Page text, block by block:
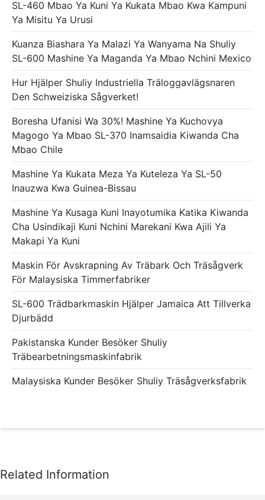
SL-460 Mbao Ya Kuni Ya Kukata Mbao Kwa Kampuni
Ya Misitu Ya Urusi
Kuanza Biashara Ya Malazi Ya Wanyama Na Shuliy
SL-600 Mashine Ya Maganda Ya Mbao Nchini Mexico
Hur Hjälper Shuliy Industriella Träloggavlägsnaren
Den Schweiziska Sågverket!
Boresha Ufanisi Wa 30%! Mashine Ya Kuchovya
Magogo Ya Mbao SL-370 Inamsaidia Kiwanda Cha
Mbao Chile
Mashine Ya Kukata Meza Ya Kuteleza Ya SL-50
Inauzwa Kwa Guinea-Bissau
Mashine Ya Kusaga Kuni Inayotumika Katika Kiwanda
Cha Usindikaji Kuni Nchini Marekani Kwa Ajili Ya
Makapi Ya Kuni
Maskin För Avskrapning Av Träbark Och Träsågverk
För Malaysiska Timmerfabriker
SL-600 Trädbarkmaskin Hjälper Jamaica Att Tillverka
Djurbädd
Pakistanska Kunder Besöker Shuliy
Träbearbetningsmaskinfabrik
Malaysiska Kunder Besöker Shuliy Träsågverksfabrik